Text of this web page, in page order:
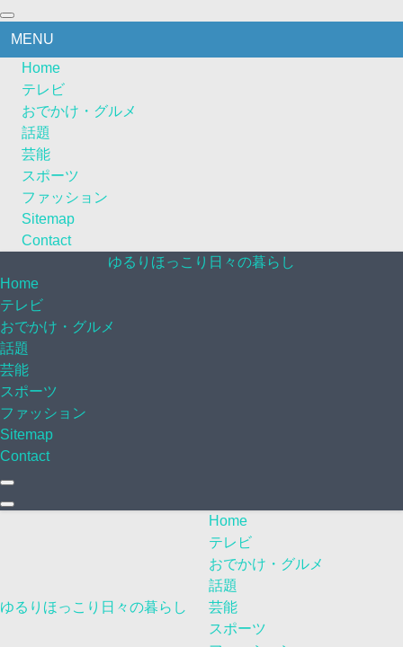
MENU
Home
テレビ
おでかけ・グルメ
話題
芸能
スポーツ
ファッション
Sitemap
Contact
ゆるりほっこり日々の暮らし
Home
テレビ
おでかけ・グルメ
話題
芸能
スポーツ
ファッション
Sitemap
Contact
ゆるりほっこり日々の暮らし
Home
テレビ
おでかけ・グルメ
話題
芸能
スポーツ